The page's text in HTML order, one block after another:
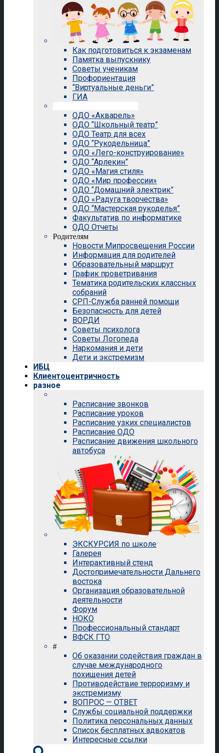
Как подготовиться к экзаменам
Памятка выпускнику
Советы ученикам
Профориентация
“Виртуальные деньги”
ГИА
ОДО «Акварель»
ОДО “Школьный театр”
ОДО Театр для всех
ОДО “Рукодельница”
ОДО «Лего-конструирование»
ОДО “Арлекин”
ОДО «Магия стиля»
ОДО «Мир профессии»
ОДО “Домашний электрик”
ОДО «Радуга творчества»
ОДО “Мастерская рукоделья”
Факультатив по информатике
ОДО Отчеты
Родителям
Новости Мипросвещения России
Информация для родителей
Образовательный маршрут
График проветривания
Тематика родительских классных
собраний
СРП-Служба ранней помощи
Безопасность для детей
ВОРДИ
Советы психолога
Советы Логопеда
Наркомания и дети
Дети и экстремизм
ИБЦ
Клиентоцентричность
разное
Расписание звонков
Расписание уроков
Расписание узких специалистов
Расписание ОДО
Расписание движения школьного
автобуса
ЭКСКУРСИЯ по школе
Галерея
Интерактивный стенд
Достопримечательности Дальнего
востока
Организация образовательной
деятельности
Форум
НОКО
Профессиональный стандарт
ВФСК ГТО
#
Об оказании содействия граждан в
случае международного
похищения детей
Противодействие терроризму и
экстремизму
ВОПРОС — ОТВЕТ
Службы социальной поддержки
Политика персональных данных
Список бесплатных адвокатов
Интересные ссылки